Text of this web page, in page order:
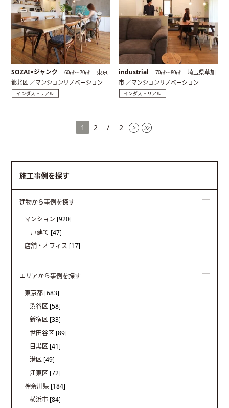
SOZAI×ジャンク 60㎡〜70㎡
東京
都北区 ／マンションリノベーション
インダストリアル
industrial 70㎡〜80㎡
埼玉県草加
市 ／マンションリノベーション
インダストリアル
1 2 / 2
施工事例を探す
建物から事例を探す
マンション [920]
一戸建て [47]
店舗・オフィス [17]
エリアから事例を探す
東京都 [683]
渋谷区 [58]
新宿区 [33]
世田谷区 [89]
目黒区 [41]
港区 [49]
江東区 [72]
神奈川県 [184]
横浜市 [84]